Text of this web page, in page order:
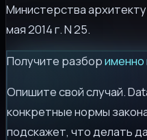
Министерства
мая 2014 г. N 25.
Получите разбор
Опишите свой случай.
конкретные нормы
подскажет, что делать